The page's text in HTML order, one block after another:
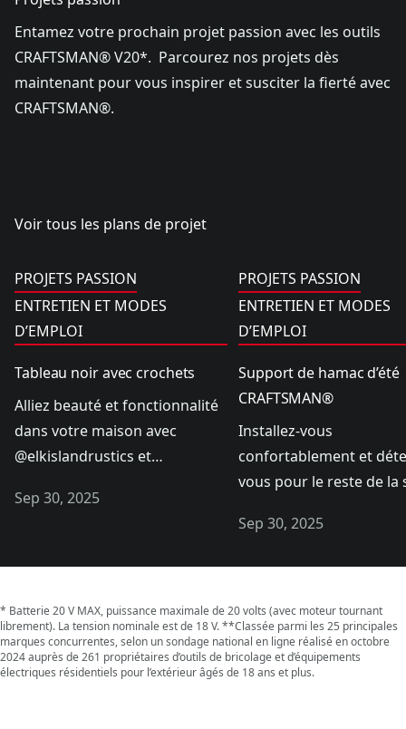
Entamez votre prochain projet passion avec les outils
CRAFTSMAN® V20*. Parcourez nos projets dès
maintenant pour vous inspirer et susciter la fierté avec
CRAFTSMAN®.
Voir tous les plans de projet
Tableau noir avec crochets
PROJETS PASSION
ENTRETIEN ET MODES
D’EMPLOI
Tableau noir avec crochets
Alliez beauté et fonctionnalité
dans votre maison avec
@elkislandrustics et
Sep 30, 2025
Support de hamac d’été
PROJETS PASSION
ENTRETIEN ET MODES
D’EMPLOI
Support de hamac d’été
CRAFTSMAN®
Installez-vous
confortablement et
vous pour le reste de la
sur mesure grâce à
Sep 30, 2025
* Batterie 20 V MAX, puissance maximale de 20 volts (avec moteur tournant
librement). La tension nominale est de 18 V. **Classée parmi les 25 principales
marques concurrentes, selon un sondage national en ligne réalisé en octobre
2024 auprès de 261 propriétaires d’outils de bricolage et d’équipements
électriques résidentiels pour l’extérieur âgés de 18 ans et plus.